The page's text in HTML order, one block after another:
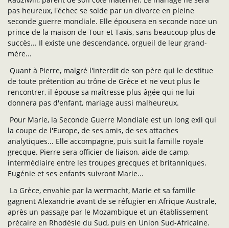
pas heureux, l'échec se solde par un divorce en pleine
seconde guerre mondiale. Elle épousera en seconde noce un
prince de la maison de Tour et Taxis, sans beaucoup plus de
succès... Il existe une descendance, orgueil de leur grand-
mère...
Quant à Pierre, malgré l'interdit de son père qui le destitue
de toute prétention au trône de Grèce et ne veut plus le
rencontrer, il épouse sa maîtresse plus âgée qui ne lui
donnera pas d'enfant, mariage aussi malheureux.
Pour Marie, la Seconde Guerre Mondiale est un long exil qui
la coupe de l'Europe, de ses amis, de ses attaches
analytiques... Elle accompagne, puis suit la famille royale
grecque. Pierre sera officier de liaison, aide de camp,
intermédiaire entre les troupes grecques et britanniques.
Eugénie et ses enfants suivront Marie...
La Grèce, envahie par la wermacht, Marie et sa famille
gagnent Alexandrie avant de se réfugier en Afrique Australe,
après un passage par le Mozambique et un établissement
précaire en Rhodésie du Sud, puis en Union Sud-Africaine.